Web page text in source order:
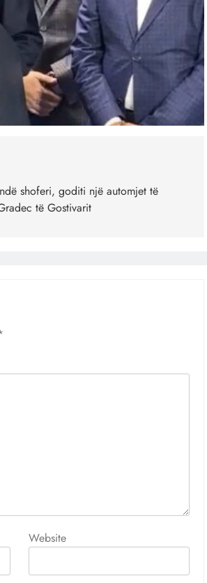
shoferi, goditi një automjet të
të Gostivarit
Website